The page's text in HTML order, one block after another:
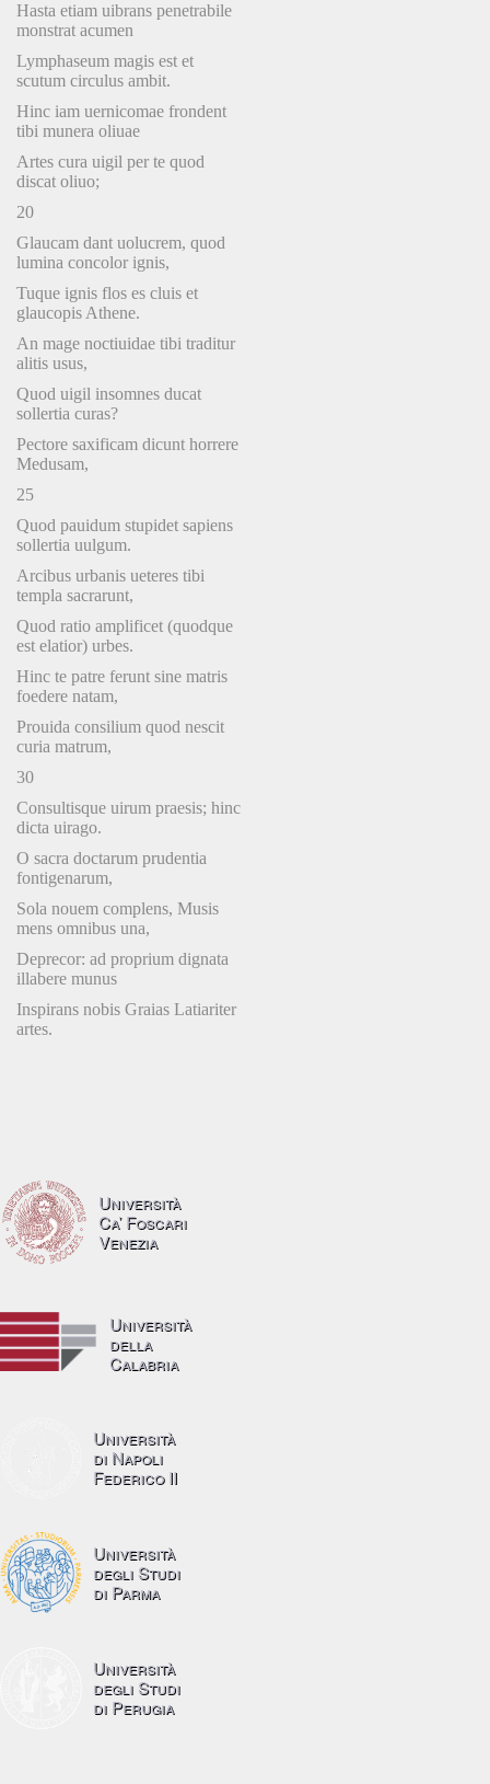
Hasta etiam uibrans penetrabile
monstrat acumen
Lymphaseum magis est et
scutum circulus ambit.
Hinc iam uernicomae frondent
tibi munera oliuae
Artes cura uigil per te quod
discat oliuo;
20
Glaucam dant uolucrem, quod
lumina concolor ignis,
Tuque ignis flos es cluis et
glaucopis Athene.
An mage noctiuidae tibi traditur
alitis usus,
Quod uigil insomnes ducat
sollertia curas?
Pectore saxificam dicunt horrere
Medusam,
25
Quod pauidum stupidet sapiens
sollertia uulgum.
Arcibus urbanis ueteres tibi
templa sacrarunt,
Quod ratio amplificet (quodque
est elatior) urbes.
Hinc te patre ferunt sine matris
foedere natam,
Prouida consilium quod nescit
curia matrum,
30
Consultisque uirum praesis; hinc
dicta uirago.
O sacra doctarum prudentia
fontigenarum,
Sola nouem complens, Musis
mens omnibus una,
Deprecor: ad proprium dignata
illabere munus
Inspirans nobis Graias Latiariter
artes.
Università
Ca’ Foscari
Venezia
Università
della
Calabria
Università
di Napoli
Federico II
Università
degli Studi
di Parma
Università
degli Studi
di Perugia